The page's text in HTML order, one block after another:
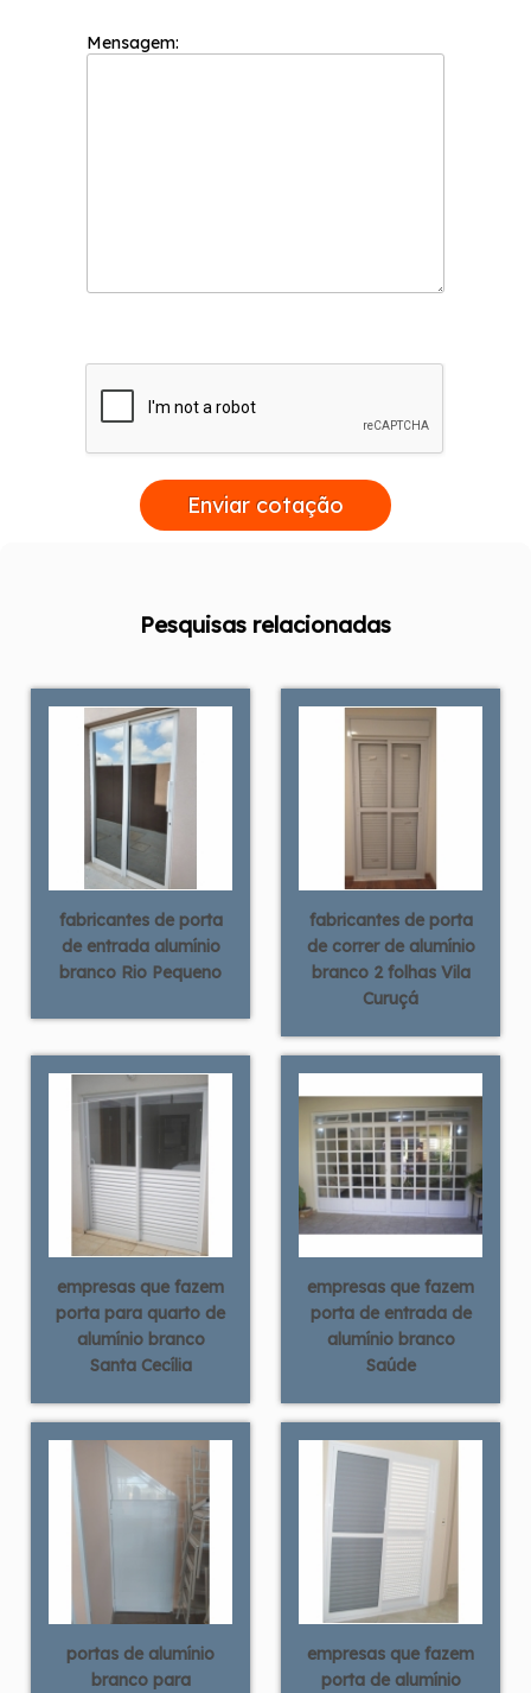
Mensagem:
Enviar cotação
Pesquisas relacionadas
fabricantes de porta
de entrada alumínio
branco Rio Pequeno
fabricantes de porta
de correr de alumínio
branco 2 folhas Vila
Curuçá
empresas que fazem
porta para quarto de
alumínio branco
Santa Cecília
empresas que fazem
porta de entrada de
alumínio branco
Saúde
portas de alumínio
branco para
empresas que fazem
porta de alumínio